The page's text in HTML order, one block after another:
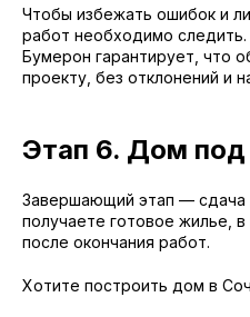
Чтобы избежать ошибок и
работ необходимо следить.
Бумерон гарантирует, что
проекту, без отклонений и
Этап 6. Дом
Завершающий этап — сдача
получаете готовое жилье,
после окончания работ.
Хотите построить дом в